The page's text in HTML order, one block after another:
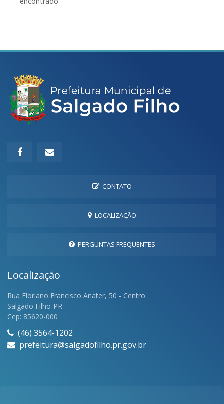
CONTATO
LOCALIZAÇÃO
PERGUNTAS FREQUENTES
Localização
Rua Floriano Francisco Anater, 50 - Centro
Salgado Filho-PR
Cep: 85620-000
(46) 3564-1202
prefeitura@salgadofilho.pr.gov.br